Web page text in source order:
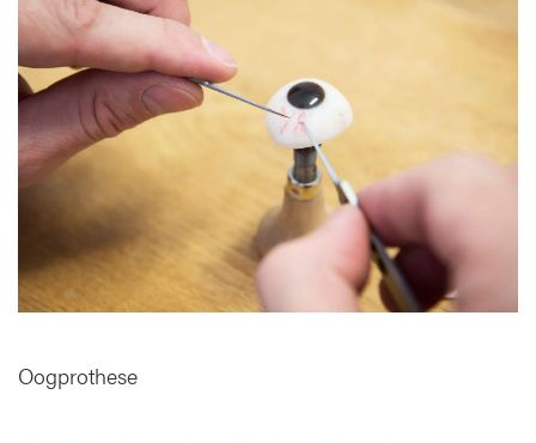
Oogprothese